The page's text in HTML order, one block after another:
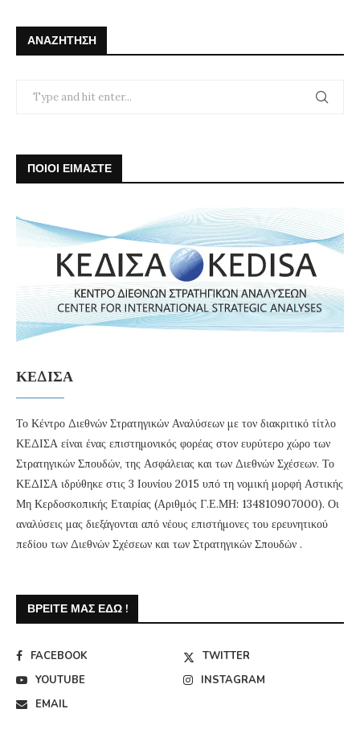
ΑΝΑΖΉΤΗΣΗ
ΠΟΙΟΙ ΕΙΜΑΣΤΕ
ΚΕΔΙΣΑ
Το Κέντρο Διεθνών Στρατηγικών Αναλύσεων με τον διακριτικό τίτλο
ΚΕΔΙΣΑ είναι ένας επιστημονικός φορέας στον ευρύτερο χώρο των
Στρατηγικών Σπουδών, της Ασφάλειας και των Διεθνών Σχέσεων. Το
ΚΕΔΙΣΑ ιδρύθηκε στις 3 Ιουνίου 2015 υπό τη νομική μορφή Αστικής
Μη Κερδοσκοπικής Εταιρίας (Αριθμός Γ.Ε.ΜΗ: 134810907000). Οι
αναλύσεις μας διεξάγονται από νέους επιστήμονες του ερευνητικού
πεδίου των Διεθνών Σχέσεων και των Στρατηγικών Σπουδών .
ΒΡΕΊΤΕ ΜΑΣ ΕΔΏ !
FACEBOOK
TWITTER
YOUTUBE
INSTAGRAM
EMAIL